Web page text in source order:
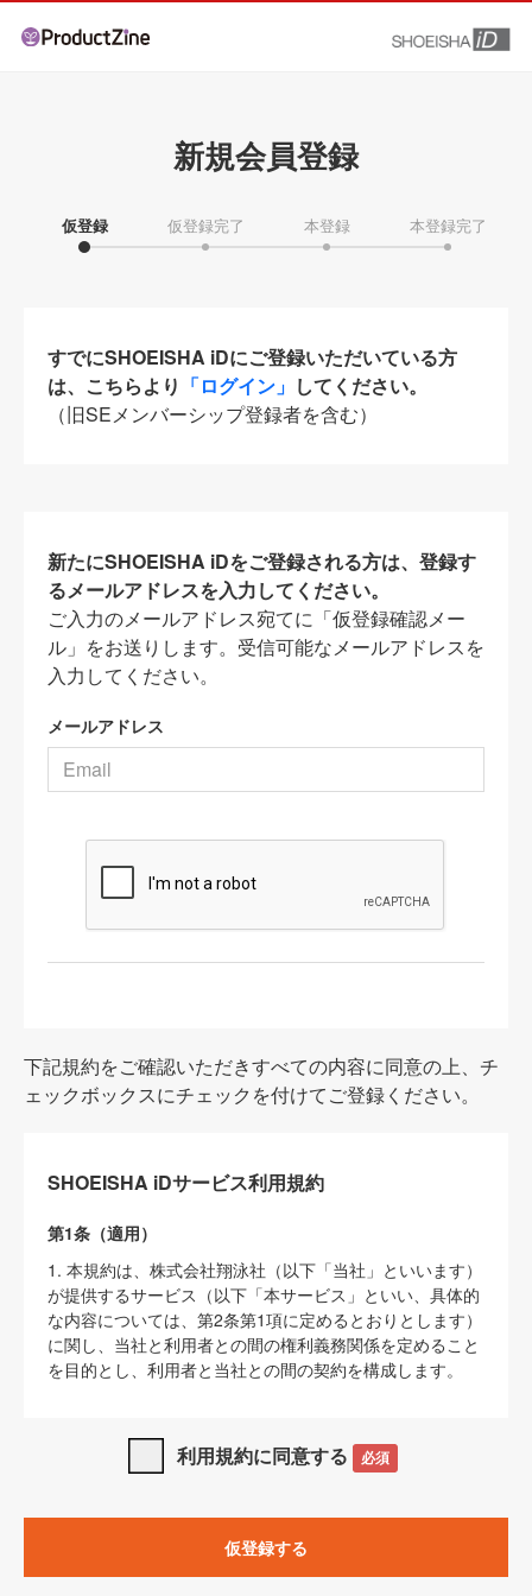
新規会員登録
仮登録 仮登録完了 本登録 本登録完了
すでにSHOEISHA iDにご登録いただいている方
は、こちらより 「ログイン」 してください。
（旧SEメンバーシップ登録者を含む）
新たにSHOEISHA iDをご登録される方は、登録す
るメールアドレスを入力してください。
ご入力のメールアドレス宛てに「仮登録確認メー
ル」をお送りします。受信可能なメールアドレスを
入力してください。
メールアドレス
下記規約をご確認いただきすべての内容に同意の上、チ
ェックボックスにチェックを付けてご登録ください。
SHOEISHA iDサービス利用規約
第1条（適用）
1. 本規約は、株式会社翔泳社（以下「当社」といいます）
が提供するサービス（以下「本サービス」といい、具体的
な内容については、第2条第1項に定めるとおりとします）
に関し、当社と利用者との間の権利義務関係を定めること
を目的とし、利用者と当社との間の契約を構成します。
SHOEISHA iDプライバシーポリシー」及び「
サイト上でのデータの利用について（Cookieポリシー）
3. 本規約の内容と、前項に記載する定めその他当社が定め
利用規約に同意する 必須
仮登録する